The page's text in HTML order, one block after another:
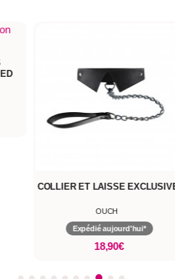
COLLIER ET LAISSE
OUCH
Expédié aujourd'hui*
18,90€